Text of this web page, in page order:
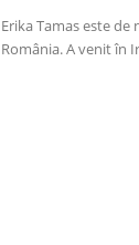
Erika Tamas este
România. A venit în